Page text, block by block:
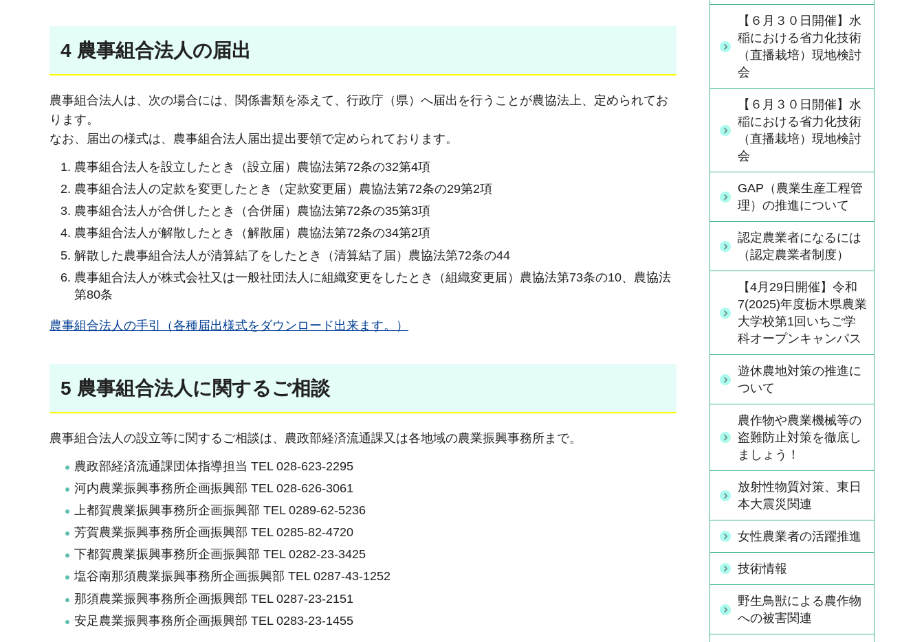
4 農事組合法人の届出
農事組合法人は、次の場合には、関係書類を添えて、行政庁（県）へ届出を行うことが農協法上、定められてお
ります。
なお、届出の様式は、農事組合法人届出提出要領で定められております。
農事組合法人を設立したとき（設立届）農協法第72条の32第4項
農事組合法人の定款を変更したとき（定款変更届）農協法第72条の29第2項
農事組合法人が合併したとき（合併届）農協法第72条の35第3項
農事組合法人が解散したとき（解散届）農協法第72条の34第2項
解散した農事組合法人が清算結了をしたとき（清算結了届）農協法第72条の44
農事組合法人が株式会社又は一般社団法人に組織変更をしたとき（組織変更届）農協法第73条の10、農協法
第80条
農事組合法人の手引（各種届出様式をダウンロード出来ます。）
5 農事組合法人に関するご相談
農事組合法人の設立等に関するご相談は、農政部経済流通課又は各地域の農業振興事務所まで。
農政部経済流通課団体指導担当 TEL 028-623-2295
河内農業振興事務所企画振興部 TEL 028-626-3061
上都賀農業振興事務所企画振興部 TEL 0289-62-5236
芳賀農業振興事務所企画振興部 TEL 0285-82-4720
下都賀農業振興事務所企画振興部 TEL 0282-23-3425
塩谷南那須農業振興事務所企画振興部 TEL 0287-43-1252
那須農業振興事務所企画振興部 TEL 0287-23-2151
安足農業振興事務所企画振興部 TEL 0283-23-1455
【６月３０日開催】水
稲における省力化技術
（直播栽培）現地検討
会
【６月３０日開催】水
稲における省力化技術
（直播栽培）現地検討
会
GAP（農業生産工程管
理）の推進について
認定農業者になるには
（認定農業者制度）
【4月29日開催】令和
7(2025)年度栃木県農業
大学校第1回いちご学
科オープンキャンパス
遊休農地対策の推進に
ついて
農作物や農業機械等の
盗難防止対策を徹底し
ましょう！
放射性物質対策、東日
本大震災関連
女性農業者の活躍推進
技術情報
野生鳥獣による農作物
への被害関連